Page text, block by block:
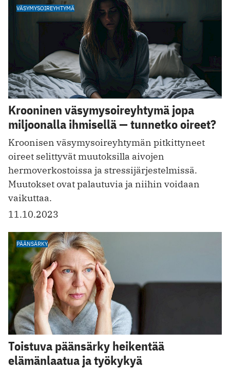
VÄSYMYSOIREYHTYMÄ
Krooninen väsymysoireyhtymä jopa
miljoonalla ihmisellä — tunnetko oireet?
Kroonisen väsymysoireyhtymän pitkittyneet
oireet selittyvät muutoksilla aivojen
hermoverkostoissa ja stressijärjestelmissä.
Muutokset ovat palautuvia ja niihin voidaan
vaikuttaa.
11.10.2023
PÄÄNSÄRKY
Toistuva päänsärky heikentää
elämänlaatua ja työkykyä